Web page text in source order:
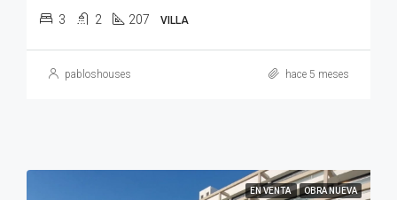
3 2 207 VILLA
pabloshouses hace 5 meses
EN VENTA OBRA NUEVA